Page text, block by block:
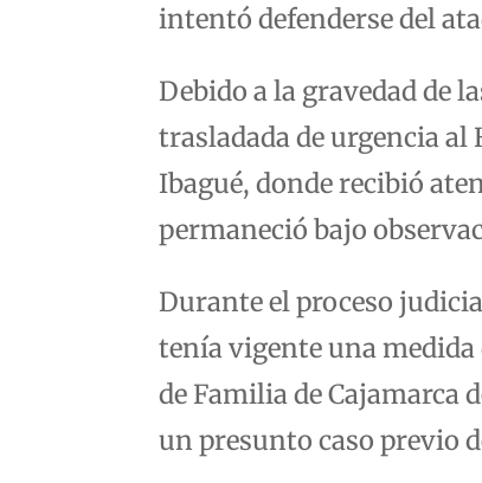
intentó defenderse del
Debido a la gravedad de
trasladada de urgencia al
Ibagué, donde recibió
permaneció bajo
Durante el proceso
tenía vigente una
de Familia de Cajamarca
un presunto caso previo